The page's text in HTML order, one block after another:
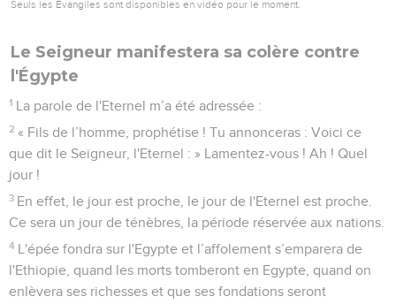
Seuls les Évangiles sont disponibles en vidéo pour le moment.
Le Seigneur manifestera sa colère contre
l'Égypte
1 La parole de l'Eternel m’a été adressée :
2 « Fils de l’homme, prophétise ! Tu annonceras : Voici ce
que dit le Seigneur, l'Eternel : » Lamentez-vous ! Ah ! Quel
jour !
3 En effet, le jour est proche, le jour de l'Eternel est proche.
Ce sera un jour de ténèbres, la période réservée aux nations.
4 L'épée fondra sur l'Egypte et l’affolement s’emparera de
l'Ethiopie, quand les morts tomberont en Egypte, quand on
enlèvera ses richesses et que ses fondations seront